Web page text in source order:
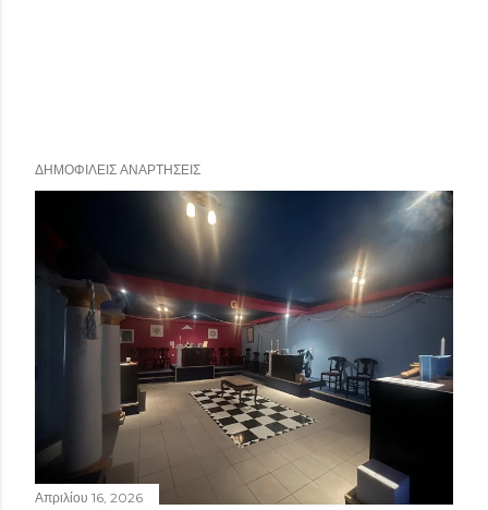
ΔΗΜΟΦΙΛΕΊΣ ΑΝΑΡΤΉΣΕΙΣ
Απριλίου 16, 2026